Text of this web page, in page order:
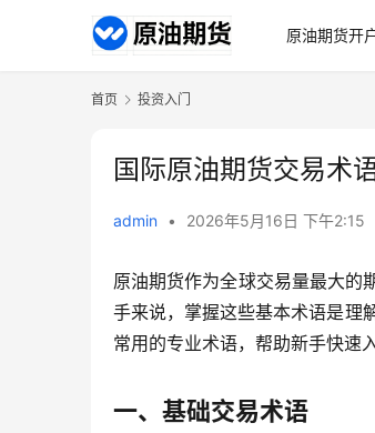
原油期货开
首页 投资入门
国际原油期货交易术
admin • 2026年5月16日 下午2:15
原油期货作为全球交易量最大的
手来说，掌握这些基本术语是理
常用的专业术语，帮助新手快速入
一、基础交易术语